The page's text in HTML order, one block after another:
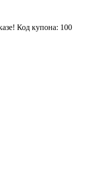
Код купона: 100